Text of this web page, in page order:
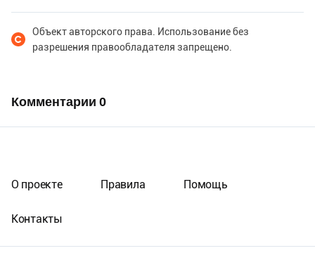
Объект авторского права. Использование без
разрешения правообладателя запрещено.
Комментарии 0
О проекте Правила Помощь
Контакты